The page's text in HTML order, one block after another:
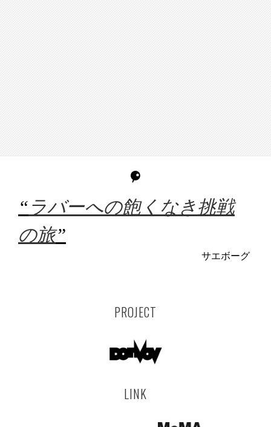
“ ラバーへの飽くなき挑戦
の旅”
サエボーグ
PROJECT
LINK